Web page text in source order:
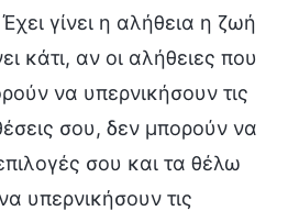
γίνει η αλήθεια η ζωή
κάτι, αν οι αλήθειες που
να υπερνικήσουν τις
σου, δεν μπορούν να
σου και τα θέλω
υπερνικήσουν τις